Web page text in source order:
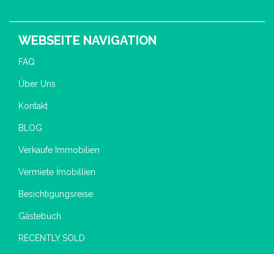
WEBSEITE NAVIGATION
FAQ
Über Uns
Kontakt
BLOG
Verkaufe Immobilien
Vermiete İmobillien
Besichtigungsreise
Gästebuch
RECENTLY SOLD